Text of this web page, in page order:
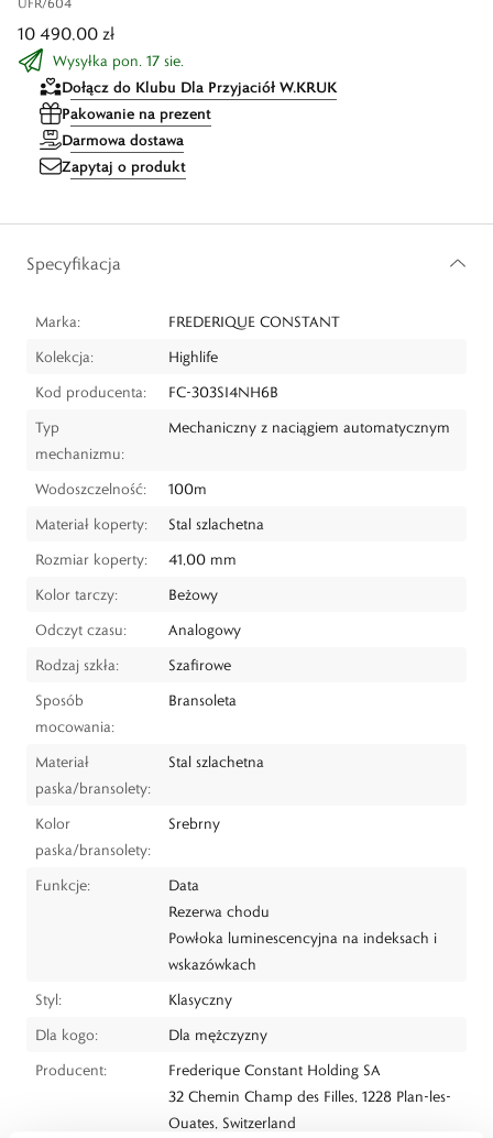
10 490,00 zł
Wysyłka pon. 17 sie.
Dołącz do Klubu Dla Przyjaciół W.KRUK
Pakowanie na prezent
Darmowa dostawa
Zapytaj o produkt
Specyfikacja
Marka:
FREDERIQUE CONSTANT
Kolekcja:
Highlife
Kod producenta:
FC-303SI4NH6B
Typ
mechanizmu:
Mechaniczny z naciągiem automatycznym
Wodoszczelność:
100m
Materiał koperty:
Stal szlachetna
Rozmiar koperty:
41,00 mm
Kolor tarczy:
Beżowy
Odczyt czasu:
Analogowy
Rodzaj szkła:
Szafirowe
Sposób
mocowania:
Bransoleta
Materiał
paska/bransolety:
Stal szlachetna
Kolor
paska/bransolety:
Srebrny
Funkcje:
Data
Rezerwa chodu
Powłoka luminescencyjna na indeksach i
wskazówkach
Styl:
Klasyczny
Dla kogo:
Dla mężczyzny
Producent:
Frederique Constant Holding SA
32 Chemin Champ des Filles, 1228 Plan-les-
Ouates, Switzerland